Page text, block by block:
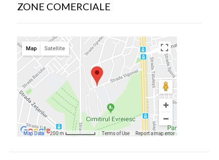
ZONE COMERCIALE